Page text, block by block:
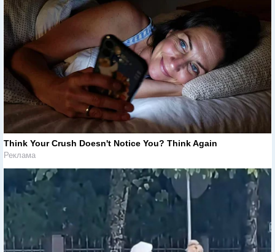
Think Your Crush Doesn't Notice You? Think Again
Реклама